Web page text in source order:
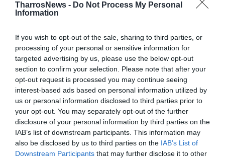
TharrosNews - Do Not Process My Personal
Information
If you wish to opt-out of the sale, sharing to third parties, or
processing of your personal or sensitive information for
targeted advertising by us, please use the below opt-out
section to confirm your selection. Please note that after your
opt-out request is processed you may continue seeing
interest-based ads based on personal information utilized by
us or personal information disclosed to third parties prior to
your opt-out. You may separately opt-out of the further
disclosure of your personal information by third parties on the
IAB’s list of downstream participants. This information may
also be disclosed by us to third parties on the IAB’s List of
Downstream Participants that may further disclose it to other
τουριστικών σχέσεων της Μεσσηνίας με το Ισραήλ
διαγράφονται με τη χθεσινή επίσκεψη...